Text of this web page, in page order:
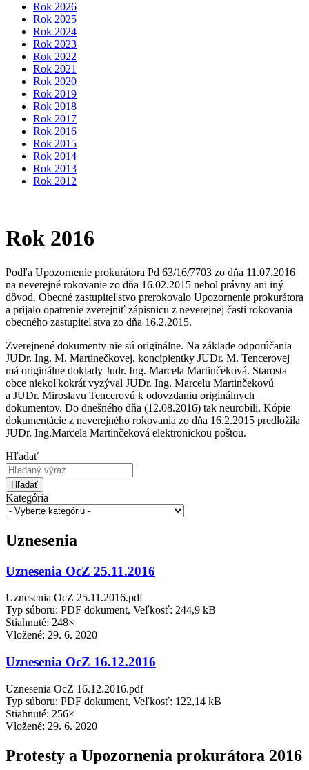
Rok 2026
Rok 2025
Rok 2024
Rok 2023
Rok 2022
Rok 2021
Rok 2020
Rok 2019
Rok 2018
Rok 2017
Rok 2016
Rok 2015
Rok 2014
Rok 2013
Rok 2012
Rok 2016
Podľa Upozornenie prokurátora Pd 63/16/7703 zo dňa 11.07.2016
na neverejné rokovanie zo dňa 16.02.2015 nebol právny ani iný
dôvod. Obecné zastupiteľstvo prerokovalo Upozornenie prokurátora
a prijalo opatrenie zverejniť zápisnicu z neverejnej časti rokovania
obecného zastupiteľstva zo dňa 16.2.2015.
Zverejnené dokumenty nie sú originálne. Na základe odporúčania
JUDr. Ing. M. Martinečkovej, koncipientky JUDr. M. Tencerovej
má originálne doklady Judr. Ing. Marcela Martinčeková. Starosta
obce niekoľkokrát vyzýval JUDr. Ing. Marcelu Martinčekovú
a JUDr. Miroslavu Tencerovú k odovzdaniu originálnych
dokumentov. Do dnešného dňa (12.08.2016) tak neurobili. Kópie
dokumentácie z neverejného rokovania zo dňa 16.2.2015 predložila
JUDr. Ing.Marcela Martinčeková elektronickou poštou.
Hľadať
Hľadať
Kategória
Uznesenia
Uznesenia OcZ 25.11.2016
Uznesenia OcZ 25.11.2016.pdf
Typ súboru: PDF dokument, Veľkosť: 244,9 kB
Stiahnuté: 248×
Vložené: 29. 6. 2020
Uznesenia OcZ 16.12.2016
Uznesenia OcZ 16.12.2016.pdf
Typ súboru: PDF dokument, Veľkosť: 122,14 kB
Stiahnuté: 256×
Vložené: 29. 6. 2020
Protesty a Upozornenia prokurátora 2016